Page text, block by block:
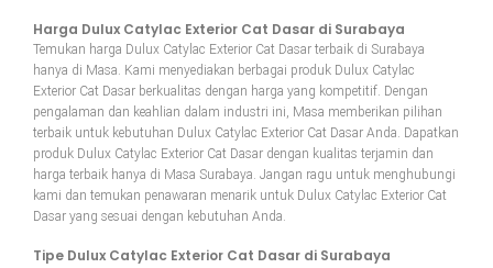
Harga Dulux Catylac Exterior Cat Dasar di Surabaya
Temukan harga Dulux Catylac Exterior Cat Dasar terbaik di Surabaya
hanya di Masa. Kami menyediakan berbagai produk Dulux Catylac
Exterior Cat Dasar berkualitas dengan harga yang kompetitif. Dengan
pengalaman dan keahlian dalam industri ini, Masa memberikan pilihan
terbaik untuk kebutuhan Dulux Catylac Exterior Cat Dasar Anda. Dapatkan
produk Dulux Catylac Exterior Cat Dasar dengan kualitas terjamin dan
harga terbaik hanya di Masa Surabaya. Jangan ragu untuk menghubungi
kami dan temukan penawaran menarik untuk Dulux Catylac Exterior Cat
Dasar yang sesuai dengan kebutuhan Anda.
Tipe Dulux Catylac Exterior Cat Dasar di Surabaya